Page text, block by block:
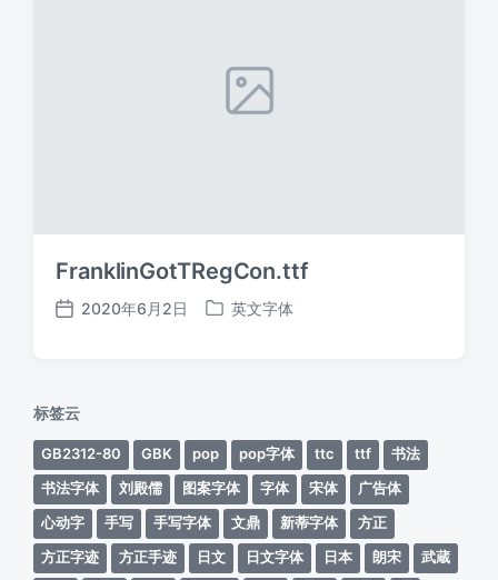
FranklinGotTRegCon.ttf
发
2020年6月2日
发
英文字体
标签云
GB2312-80 GBK pop pop字体 ttc ttf
书法
书法字体
刘殿儒 图案字体 字体 宋体
广告体
心动字
手写 手写字体 文鼎 新蒂字体
方正
方正字迹
方正手迹 日文 日文字体 日本 朗宋
武蔵